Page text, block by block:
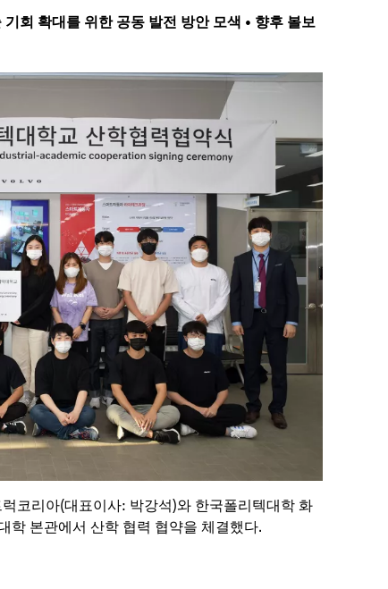
회 확대를 위한 공동 발전 방안 모색 • 향후 볼보
코리아(대표이사: 박강석)와 한국폴리텍대학 화
학 본관에서 산학 협력 협약을 체결했다.